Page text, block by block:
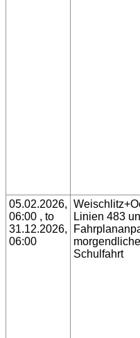
05.02.2026,
06:00 , to
31.12.2026,
06:00
Linien 483
morgendliche
Schulfahrt